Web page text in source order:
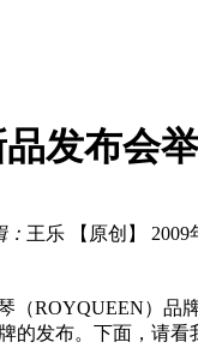
发布会
王乐 【原创】 2009
（ROYQUEEN）
的发布。下面，请看